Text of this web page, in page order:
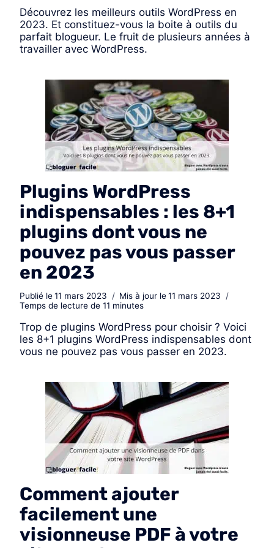
Découvrez les meilleurs outils WordPress en
2023. Et constituez-vous la boite à outils du
parfait blogueur. Le fruit de plusieurs années à
travailler avec WordPress.
Plugins WordPress
indispensables : les 8+1
plugins dont vous ne
pouvez pas vous passer
en 2023
Publié le11 mars 2023 Mis à jour le 11 mars 2023
Temps de lecture de 11 minutes
Trop de plugins WordPress pour choisir ? Voici
les 8+1 plugins WordPress indispensables dont
vous ne pouvez pas vous passer en 2023.
Comment ajouter
facilement une
visionneuse PDF à votre